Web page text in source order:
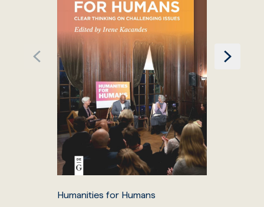
Humanities for Humans